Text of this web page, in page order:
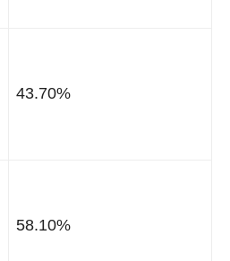
43.70%
58.10%